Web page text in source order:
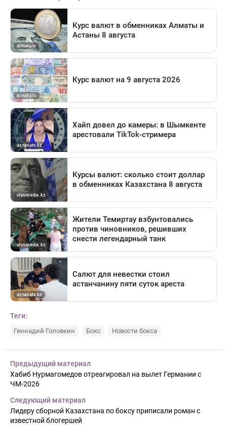
Теги:
Геннадий Головкин Бокс Новости бокса
Предыдущий материал
Хабиб Нурмагомедов отреагировал на вылет Германии с
ЧМ-2026
Следующий материал
Лидеру сборной Казахстана по боксу приписали роман с
известной блогершей